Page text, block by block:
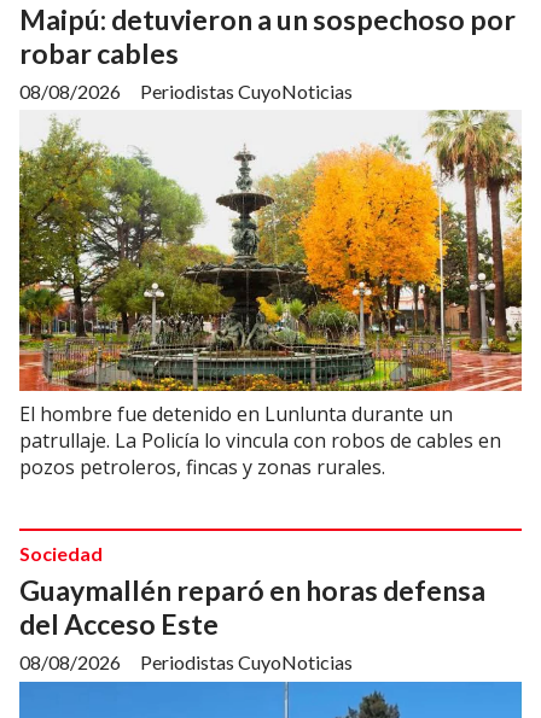
Maipú: detuvieron a un sospechoso por
robar cables
Periodistas CuyoNoticias
08/08/2026
El hombre fue detenido en Lunlunta durante un
patrullaje. La Policía lo vincula con robos de cables en
pozos petroleros, fincas y zonas rurales.
Guaymallén reparó en horas defensa
del Acceso Este
Periodistas CuyoNoticias
Sociedad
08/08/2026